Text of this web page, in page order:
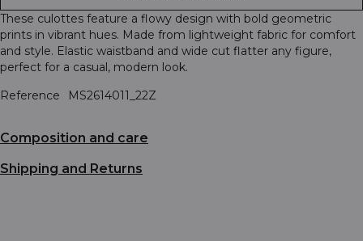
These culottes feature a flowy design with bold geometric
prints in vibrant hues. Made from lightweight fabric for comfort
and style. Elastic waistband and wide cut flatter any figure,
perfect for a casual, modern look.
Reference
MS2614011_22Z
Composition and care
Shipping and Returns